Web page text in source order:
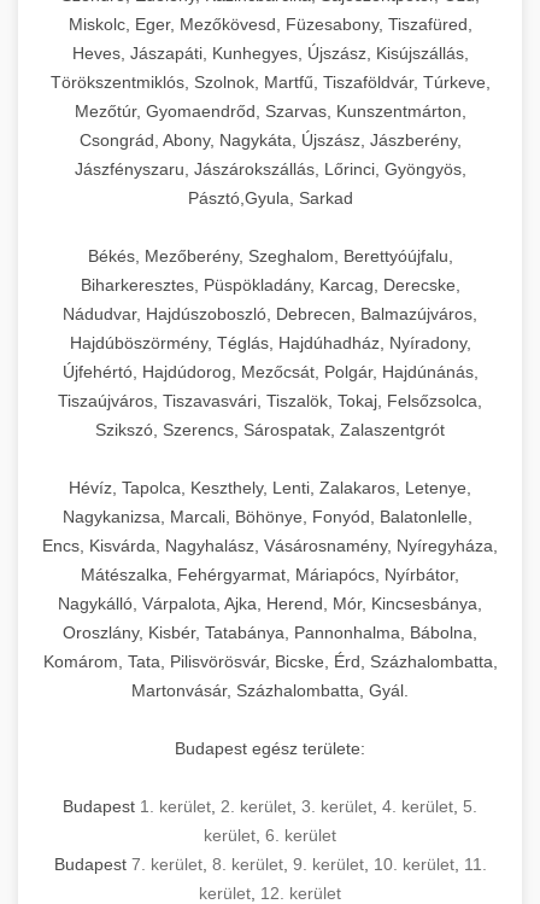
Miskolc, Eger, Mezőkövesd, Füzesabony, Tiszafüred,
Heves, Jászapáti, Kunhegyes, Újszász, Kisújszállás,
Törökszentmiklós, Szolnok, Martfű, Tiszaföldvár, Túrkeve,
Mezőtúr, Gyomaendrőd, Szarvas, Kunszentmárton,
Csongrád, Abony, Nagykáta, Újszász, Jászberény,
Jászfényszaru, Jászárokszállás, Lőrinci, Gyöngyös,
Pásztó,Gyula, Sarkad
Békés, Mezőberény, Szeghalom, Berettyóújfalu,
Biharkeresztes, Püspökladány, Karcag, Derecske,
Nádudvar, Hajdúszoboszló, Debrecen, Balmazújváros,
Hajdúböszörmény, Téglás, Hajdúhadház, Nyíradony,
Újfehértó, Hajdúdorog, Mezőcsát, Polgár, Hajdúnánás,
Tiszaújváros, Tiszavasvári, Tiszalök, Tokaj, Felsőzsolca,
Szikszó, Szerencs, Sárospatak, Zalaszentgrót
Hévíz, Tapolca, Keszthely, Lenti, Zalakaros, Letenye,
Nagykanizsa, Marcali, Böhönye, Fonyód, Balatonlelle,
Encs, Kisvárda, Nagyhalász, Vásárosnamény, Nyíregyháza,
Mátészalka, Fehérgyarmat, Máriapócs, Nyírbátor,
Nagykálló, Várpalota, Ajka, Herend, Mór, Kincsesbánya,
Oroszlány, Kisbér, Tatabánya, Pannonhalma, Bábolna,
Komárom, Tata, Pilisvörösvár, Bicske, Érd, Százhalombatta,
Martonvásár, Százhalombatta, Gyál.
Budapest egész területe:
Budapest 1. kerület 2. kerület 3. kerület 4. kerület 5.
kerület 6. kerület
Budapest 7. kerület, 8. kerület, 9. kerület, 10. kerület, 11.
kerület 12. kerület